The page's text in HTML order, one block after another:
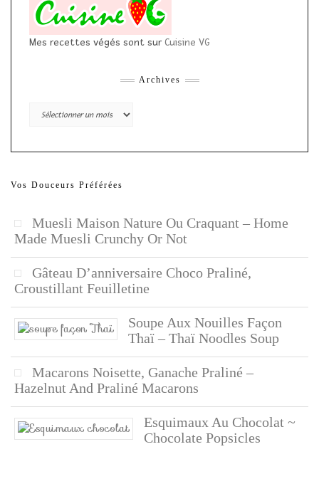
Mes recettes végés sont sur Cuisine VG
Archives
Archives
Vos Douceurs Préférées
Muesli Maison Nature Ou Craquant – Home
Made Muesli Crunchy Or Not
Gâteau D’anniversaire Choco Praliné,
Croustillant Feuilletine
Soupe Aux Nouilles Façon
Thaï – Thaï Noodles Soup
Macarons Noisette, Ganache Praliné –
Hazelnut And Praliné Macarons
Esquimaux Au Chocolat ~
Chocolate Popsicles